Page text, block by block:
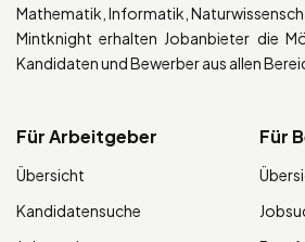
Mathematik, Informatik,
Mintknight erhalten Jobanbieter die
Kandidaten und Bewerber aus allen
Für Arbeitgeber
Übersicht
Kandidatensuche
Für